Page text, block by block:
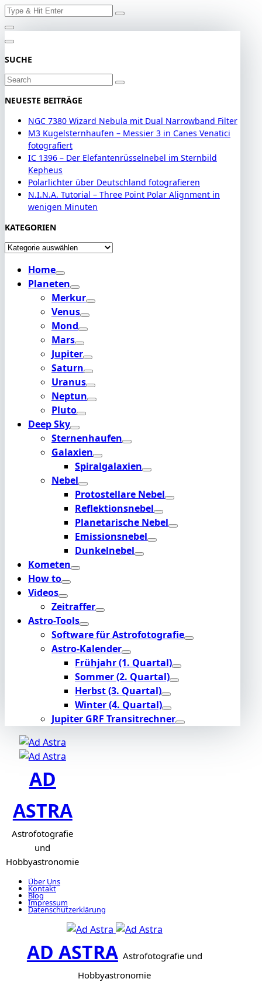
Skip
to
content
Search
SUCHE
Search
NEUESTE BEITRÄGE
NGC 7380 Wizard Nebula mit Dual Narrowband Filter
M3 Kugelsternhaufen – Messier 3 in Canes Venatici
fotografiert
IC 1396 – Der Elefantenrüsselnebel im Sternbild
Kepheus
Polarlichter über Deutschland fotografieren
N.I.N.A. Tutorial – Three Point Polar Alignment in
wenigen Minuten
KATEGORIEN
Kategorien
Home
Planeten
Merkur
Venus
Mond
Mars
Jupiter
Saturn
Uranus
Neptun
Pluto
Deep Sky
Sternenhaufen
Galaxien
Spiralgalaxien
Nebel
Protostellare Nebel
Reflektionsnebel
Planetarische Nebel
Emissionsnebel
Dunkelnebel
Kometen
How to
Videos
Zeitraffer
Astro-Tools
Software für Astrofotografie
Astro-Kalender
Frühjahr (1. Quartal)
Sommer (2. Quartal)
Herbst (3. Quartal)
Winter (4. Quartal)
Jupiter GRF Transitrechner
AD
ASTRA
Astrofotografie
und
Hobbyastronomie
Über Uns
Kontakt
Blog
Impressum
Datenschutzerklärung
AD ASTRA Astrofotografie und
Hobbyastronomie